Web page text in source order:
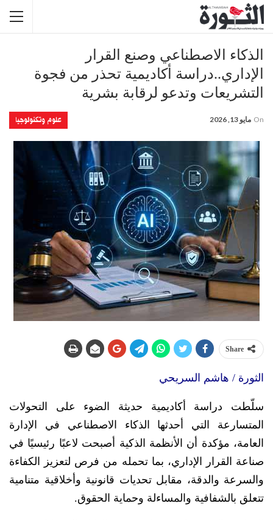
الذكاء الاصطناعي وصنع القرار
الإداري..دراسة أكاديمية تحذر من فجوة
التشريعات وتدعو لرقابة بشرية
علوم وتكنولوجيا On مايو 13, 2026
Share
الثورة / هاشم السريحي
سلّطت دراسة أكاديمية حديثة الضوء على التحولات
المتسارعة التي أحدثها الذكاء الاصطناعي في الإدارة
العامة، مؤكدة أن الأنظمة الذكية أصبحت لاعبًا رئيسيًا في
صناعة القرار الإداري، بما تحمله من فرص لتعزيز الكفاءة
والسرعة والدقة، مقابل تحديات قانونية وأخلاقية متنامية
تتعلق بالشفافية والمساءلة وحماية الحقوق.